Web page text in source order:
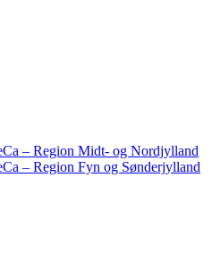
– Region Midt- og Nordjylland
– Region Fyn og Sønderjylland